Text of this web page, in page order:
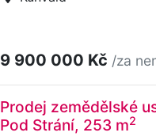
9 900 000 Kč /za
Prodej zemědělské
Pod Strání, 253 m2